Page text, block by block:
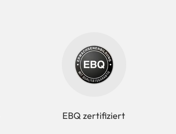
EBQ zertifiziert